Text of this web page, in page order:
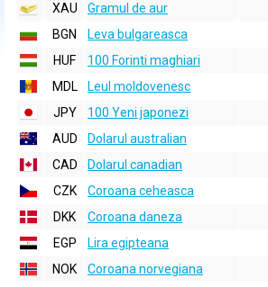
XAU
Gramul de aur
BGN
Leva bulgareasca
HUF
100 Forinti maghiari
MDL
Leul moldovenesc
JPY
100 Yeni japonezi
AUD
Dolarul australian
CAD
Dolarul canadian
CZK
Coroana ceheasca
DKK
Coroana daneza
EGP
Lira egipteana
NOK
Coroana norvegiana